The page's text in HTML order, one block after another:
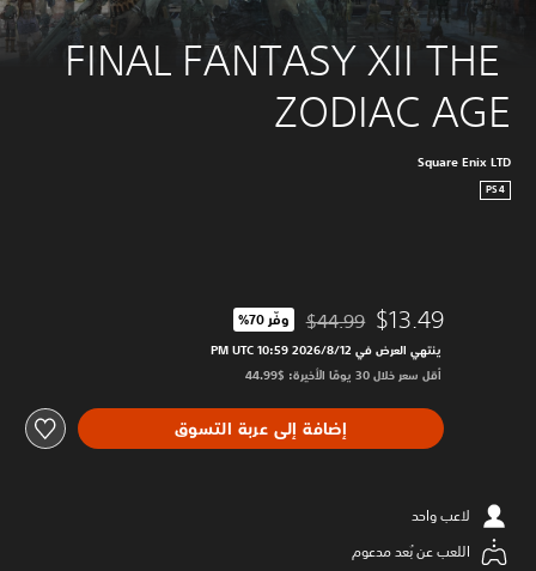
‎FINAL FANTASY XII THE
ZODIAC AGE
Square Enix LTD
PS4
$13.49 مخصوم من السعر الأصلي البالغ $44.99‏
$44.99 وفّر 70%‏
ينتهي العرض في 12‏/8‏/2026 10:59 PM UTC‏
أقل سعر خلال 30 يومًا الأخيرة: $44.99‏
إضافة إلى عربة التسوق
لاعب واحد
اللعب عن بُعد مدعوم